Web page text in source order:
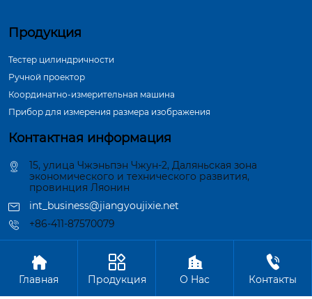
Продукция
Тестер цилиндричности
Ручной проектор
Координатно-измерительная машина
Прибор для измерения размера изображения
Контактная информация
15, улица Чжэньпэн Чжун-2, Даляньская зона
экономического и технического развития,
провинция Ляонин
int_business@jiangyoujixie.net
+86-411-87570079
Авторское право©ООО Далянь Синьцзиян Индустрия

Главная

Продукция

О Hас

Контакты